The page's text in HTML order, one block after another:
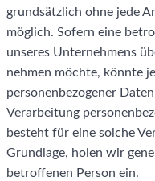
grundsätzlich ohne jede
möglich. Sofern eine
unseres Unternehmens
nehmen möchte, könnte
personenbezogener
Verarbeitung
besteht für eine solche
Grundlage, holen wir
betroffenen Person ein.